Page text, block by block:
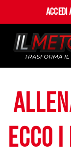
ecco